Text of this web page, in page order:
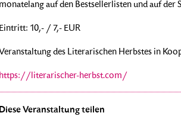
monatelang auf den Bestsellerlisten und auf
Eintritt: 10,- / 7,- EUR
Veranstaltung des Literarischen Herbstes in
https://literarischer-herbst.com/
Diese Veranstaltung teilen